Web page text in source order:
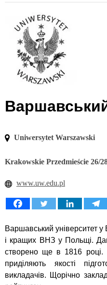
Uniwersytet Warszawski
Krakowskie Przedmieście 26/
www.uw.edu.pl
Варшавський університет
і кращих ВНЗ у Польщі.
створено ще в 1816 році.
приділяють якості
викладачів. Щорічно